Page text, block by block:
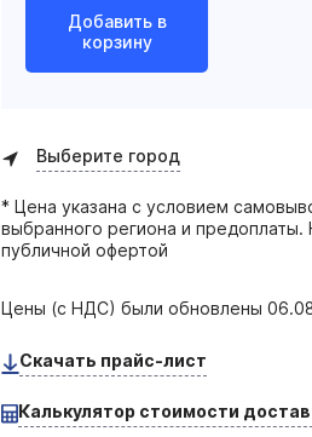
Добавить в
корзину
Выберите город
* Цена указана с условием
выбранного региона и предоплаты.
публичной офертой
Цены (с НДС) были обновлены
Скачать прайс-лист
Калькулятор стоимости